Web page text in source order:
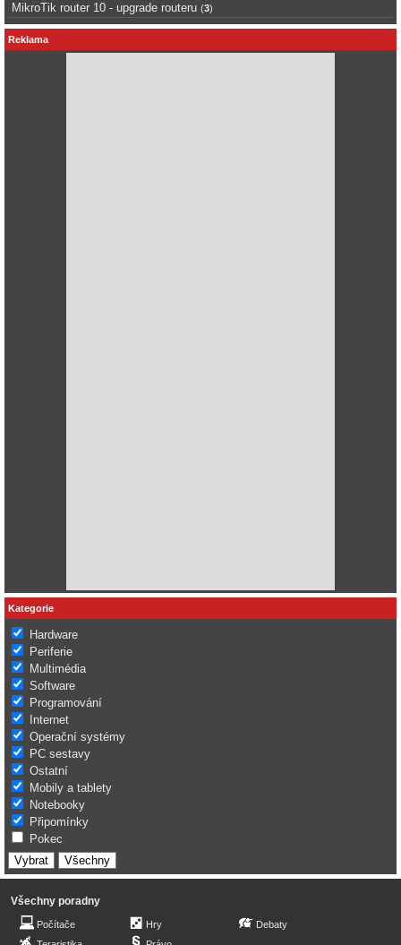
MikroTik router 10 - upgrade routeru (3)
Reklama
Kategorie
Hardware
Periferie
Multimédia
Software
Programování
Internet
Operační systémy
PC sestavy
Ostatní
Mobily a tablety
Notebooky
Připomínky
Pokec
Všechny poradny
Počítače
Hry
Debaty